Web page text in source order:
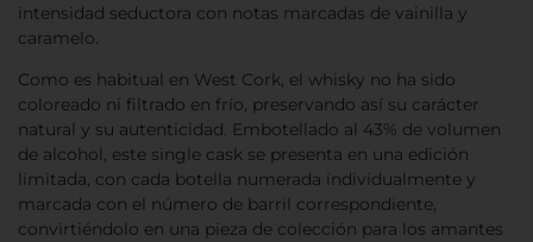
intensidad seductora con notas marcadas de vainilla y
caramelo.
Como es habitual en West Cork, el whisky no ha sido
coloreado ni filtrado en frío, preservando así su carácter
natural y su autenticidad. Embotellado al 43% de volumen
de alcohol, este single cask se presenta en una edición
limitada, con cada botella numerada individualmente y
marcada con el número de barril correspondiente,
convirtiéndolo en una pieza de colección para los amantes